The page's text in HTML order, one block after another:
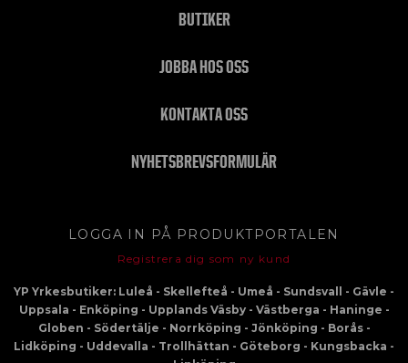
BUTIKER
JOBBA HOS OSS
KONTAKTA OSS
NYHETSBREVSFORMULÄR
LOGGA IN PÅ PRODUKTPORTALEN
Registrera dig som ny kund
YP Yrkesbutiker: Luleå - Skellefteå - Umeå - Sundsvall - Gävle -
Uppsala - Enköping - Upplands Väsby - Västberga - Haninge -
Globen - Södertälje - Norrköping - Jönköping - Borås -
Lidköping - Uddevalla - Trollhättan - Göteborg - Kungsbacka -